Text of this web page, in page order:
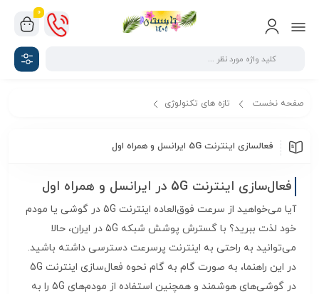
0
صفحه نخست تازه های تکنولوژی
فعالسازی اینترنت 5G ایرانسل و همراه اول
فعال‌سازی اینترنت 5G در ایرانسل و همراه اول
آیا می‌خواهید از سرعت فوق‌العاده اینترنت 5G در گوشی یا مودم
خود لذت ببرید؟ با گسترش پوشش شبکه 5G در ایران، حالا
می‌توانید به راحتی به اینترنت پرسرعت دسترسی داشته باشید.
در این راهنما، به صورت گام به گام نحوه فعال‌سازی اینترنت 5G
در گوشی‌های هوشمند و همچنین استفاده از مودم‌های 5G را به